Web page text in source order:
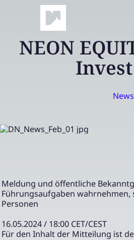
NEON
News
Meldung und öffentliche
Führungsaufgaben
Personen
16.05.2024 / 18:00 CET/CEST
Für den Inhalt der Mitteilung ist